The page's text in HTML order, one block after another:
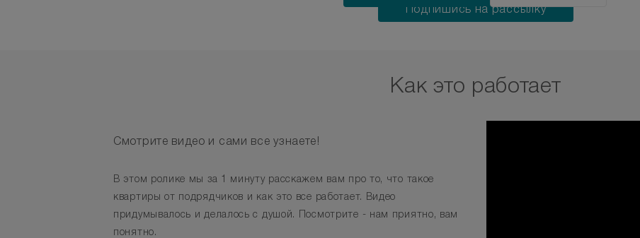
Подпишись на рассылку
Как это работает
Смотрите видео и сами все узнаете!
В этом ролике мы за 1 минуту расскажем вам про то, что такое
квартиры от подрядчиков и как это все работает. Видео
придумывалось и делалось с душой. Посмотрите - нам приятно, вам
понятно.